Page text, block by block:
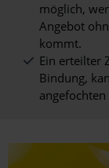
möglich,
Angebot
kommt.
Ein erteilter
Bindung,